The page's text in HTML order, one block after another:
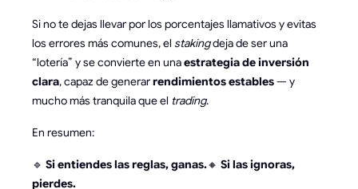
Si no te dejas llevar por los porcentajes llamativos y evitas
los errores más comunes, el stakingdeja de ser una
“lotería” y se convierte en unaestrategia de inversión
clara, capaz de generarrendimientos estables— y
mucho más tranquila que el trading.
En resumen:
🔹 Si entiendes las reglas, ganas.🔸 Si las ignoras,
pierdes.